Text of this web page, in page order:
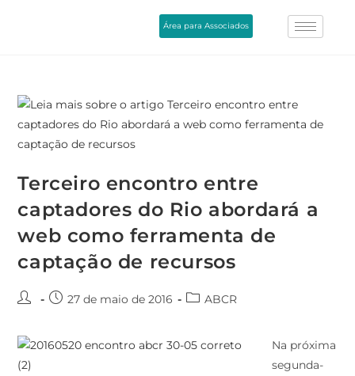
Área para Associados
Terceiro encontro entre
captadores do Rio abordará a
web como ferramenta de
captação de recursos
27 de maio de 2016 ABCR
Na próxima
segunda-